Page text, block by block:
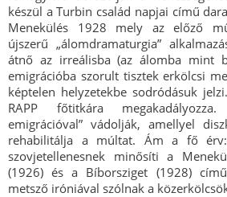
készül a Turbin család napjai című
Menekülés 1928 mely az előző
újszerű „álomdramaturgia”
átnő az irreálisba (az álomba mint
emigrációba szorult tisztek erkölcsi
képtelen helyzetekbe sodródásuk
RAPP főtitkára
emigrációval” vádolják, amellyel
rehabilitálja a múltat. Ám a fő
szovjetellenesnek minősíti a
(1926) és a Bíborsziget (1928)
metsző iróniával szólnak a